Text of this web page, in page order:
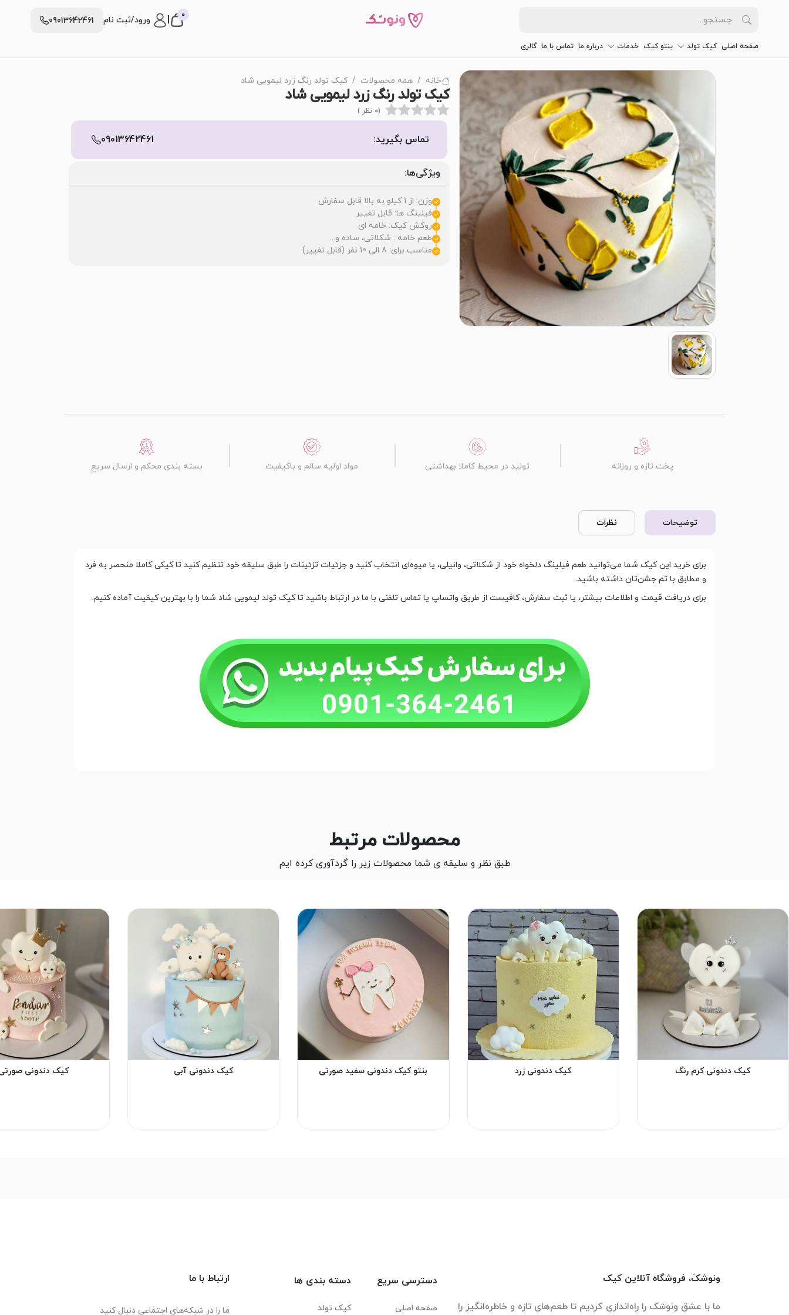
0 ورود/ثبت نام 09013642461
صفحه اصلی کیک تولد بنتو کیک خدمات درباره ما تماس با ما گالری
خانه همه محصولات کیک تولد رنگ زرد لیمویی شاد
کیک تولد رنگ زرد لیمویی شاد
(0 نظر )
تماس بگیرید: 09013642461
ویژگی‌ها:
وزن: از 1 کیلو به بالا قابل سفارش
فیلینگ ها: قابل تغییر
روکش کیک: خامه ای
طعم خامه : شکلاتی، ساده و...
مناسب برای: 8 الی 10 نفر (قابل تغییر)
پخت تازه و روزانه تولید در محیط کاملا بهداشتی مواد اولیه سالم و باکیفیت بسته بندی محکم و ارسال سریع
توضیحات نظرات
برای خرید این کیک شما می‌توانید طعم فیلینگ دلخواه خود از شکلاتی، وانیلی، یا میوه‌ای انتخاب کنید و جزئیات تزئینات را طبق سلیقه خود تنظیم کنید تا کیکی کاملا منحصر به فرد
و مطابق با تم جشن‌تان داشته باشید.
برای دریافت قیمت و اطلاعات بیشتر، یا ثبت سفارش، کافیست از طریق واتساپ یا تماس تلفنی با ما در ارتباط باشید تا کیک تولد لیمویی شاد شما را با بهترین کیفیت آماده کنیم.
محصولات مرتبط
طبق نظر و سلیقه ی شما محصولات زیر را گردآوری کرده ایم
کیک دندونی کرم رنگ کیک دندونی زرد بنتو کیک دندونی سفید صورتی کیک دندونی آبی کیک دندونی
ونوشکَ، فروشگاه آنلاین کیک
ما با عشق ونوشک را راه‌اندازی کردیم تا طعم‌های تازه و خاطره‌انگیز را
دسترسی سریع
صفحه اصلی
دسته بندی ها
کیک تولد
ارتباط با ما
ما را در شبکه‌های اجتماعی دنبال کنید